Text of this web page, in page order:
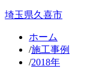
埼玉県久喜市
ホーム
/施工事例
/2018年